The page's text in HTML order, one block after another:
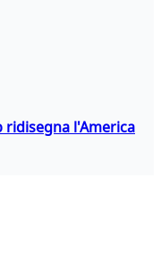
ridisegna l'America